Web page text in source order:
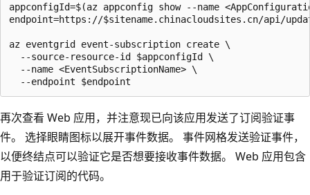
appconfigId=$(az appconfig show --name
endpoint=https://$sitename.chinacloudsites.cn/api/
az eventgrid event-subscription create \
  --source-resource-id $appconfigId \
  --name <EventSubscriptionName> \
再次查看 Web 应用，并注意现已向该应用发送了订阅验证事
件。 选择眼睛图标以展开事件数据。 事件网格发送验证事件，
以便终结点可以验证它是否想要接收事件数据。 Web 应用包含
用于验证订阅的代码。